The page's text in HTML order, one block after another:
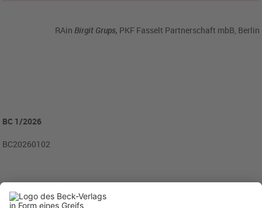
RAin Birgit Grups, PKF Fasselt Partnerschaft mbB, Berlin
BC 1/2026
BC20260102